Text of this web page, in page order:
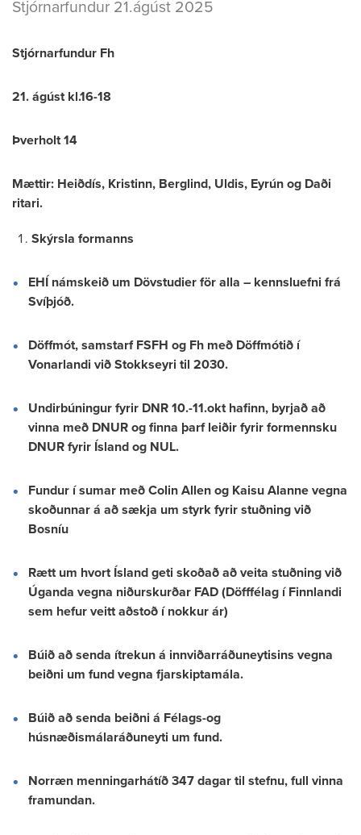
Stjórnarfundur 21.ágúst 2025
Stjórnarfundur Fh
21. ágúst kl.16-18
Þverholt 14
Mættir: Heiðdís, Kristinn, Berglind, Uldis, Eyrún og Daði
ritari.
Skýrsla formanns
EHÍ námskeið um Dövstudier för alla – kennsluefni frá
Svíþjóð.
Döffmót, samstarf FSFH og Fh með Döffmótið í
Vonarlandi við Stokkseyri til 2030.
Undirbúningur fyrir DNR 10.-11.okt hafinn, byrjað að
vinna með DNUR og finna þarf leiðir fyrir formennsku
DNUR fyrir Ísland og NUL.
Fundur í sumar með Colin Allen og Kaisu Alanne vegna
skoðunnar á að sækja um styrk fyrir stuðning við
Bosníu
Rætt um hvort Ísland geti skoðað að veita stuðning við
Úganda vegna niðurskurðar FAD (Döfffélag í Finnlandi
sem hefur veitt aðstoð í nokkur ár)
Búið að senda ítrekun á innviðarráðuneytisins vegna
beiðni um fund vegna fjarskiptamála.
Búið að senda beiðni á Félags-og
húsnæðismálaráðuneyti um fund.
Norræn menningarhátíð 347 dagar til stefnu, full vinna
framundan.